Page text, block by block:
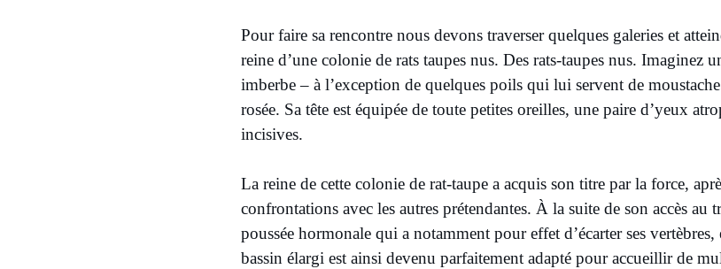
Pour faire sa rencontre nous devons traverser quelques galeries et
reine d’une colonie de rats taupes nus. Des rats-taupes nus. Imaginez
imberbe – à l’exception de quelques poils qui lui servent de
rosée. Sa tête est équipée de toute petites oreilles, une paire d’yeux
incisives.
La reine de cette colonie de rat-taupe a acquis son titre par la force,
confrontations avec les autres prétendantes. À la suite de son accès au
poussée hormonale qui a notamment pour effet d’écarter ses
bassin élargi est ainsi devenu parfaitement adapté pour accueillir de